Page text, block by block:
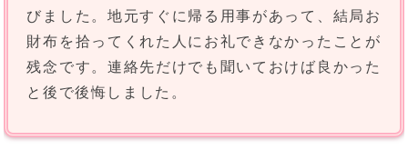
びました。地元すぐに帰る用事があって、結局お
財布を拾ってくれた人にお礼できなかったことが
残念です。連絡先だけでも聞いておけば良かった
と後で後悔しました。